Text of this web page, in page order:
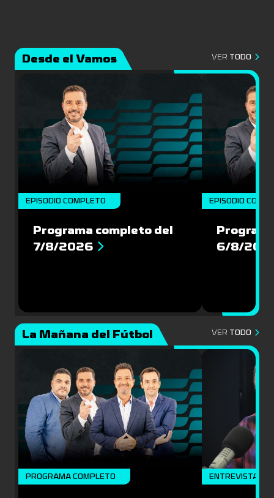
Desde el Vamos VER TODO
EPISODIO COMPLETO
Programa completo del
7/8/2026
EPISODIO
6/8/
La Mañana del Fútbol VER TODO
PROGRAMA COMPLETO ENTREVISTA